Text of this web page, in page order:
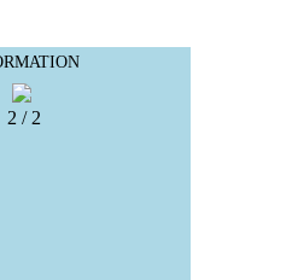
2 / 2